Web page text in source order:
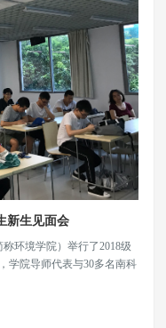
新生见面会
环境学院）举行了2018级
学院导师代表与30多名南科